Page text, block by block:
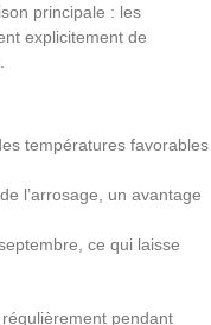
principale : les
explicitement de
températures favorables
l’arrosage, un avantage
ce qui laisse
pendant